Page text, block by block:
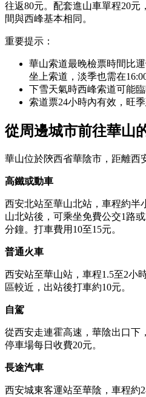
往返80元。配套進山車單程20元
間與西峰基本相同。
重要提示：
華山索道最晚檢票時間比
坐上索道，淡季也需在16:00
下雪天氣時西峰索道可能
索道票24小時內有效，旺
從周邊城市前往華山
華山位於陝西省華陰市，距離西
高鐵或動車
西安北站至華山北站，車程約半
山北站後，可乘坐免費公交1路
分鐘。打車費用10至15元。
普通火車
西安站至華山站，車程1.5至2小
區較近，出站後打車約10元。
自駕
從西安走連霍高速，華陰出口下
停車場每日收費20元。
長途汽車
西安城東客運站至華陰，車程約